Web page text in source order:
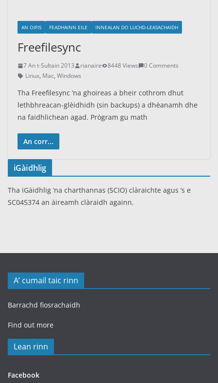
AN OIFIS FEADHAINN EILE INNEALAN DO LUCHD-LEASACHAIDH
Freefilesync
7 An t-Sultain 2013 rianaire 8448 Views
0 Comments
Linux, Mac, Windows
Tha Freefilesync ’na ghoireas a bheir cothrom dhut
lethbhreacan-glèidhidh (sin backups) a dhèanamh dhe
na faidhlichean agad. Prògram gu math
An corr...
iGàidhlig
Tha iGàidhlig ’na charthannas (SCIO) clàraichte agus ’s e
SC045374 an àireamh clàraidh againn.
A’ cumail taic rinn
Barrachd fiosrachaidh
Find out more
Lean rinn
Facebook